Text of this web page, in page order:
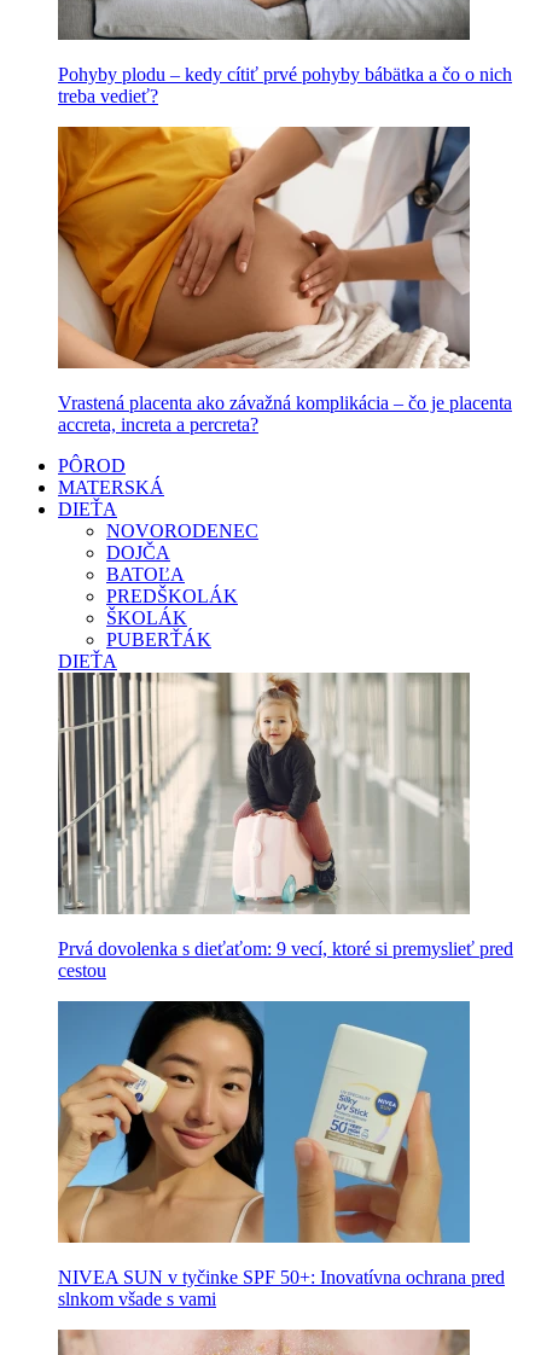
Pohyby plodu – kedy cítiť prvé pohyby bábätka a čo o nich
treba vedieť?
Vrastená placenta ako závažná komplikácia – čo je placenta
accreta, increta a percreta?
PÔROD
MATERSKÁ
DIEŤA
NOVORODENEC
DOJČA
BATOĽA
PREDŠKOLÁK
ŠKOLÁK
PUBERŤÁK
DIEŤA
Prvá dovolenka s dieťaťom: 9 vecí, ktoré si premyslieť pred
cestou
NIVEA SUN v tyčinke SPF 50+: Inovatívna ochrana pred
slnkom všade s vami